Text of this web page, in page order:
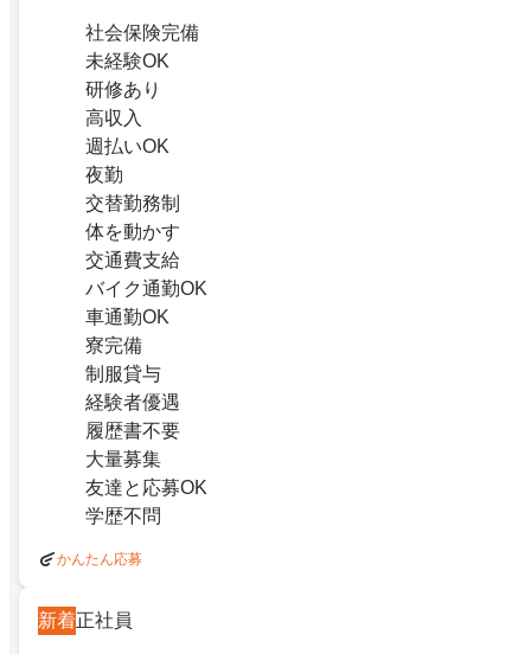
社会保険完備
未経験OK
研修あり
高収入
週払いOK
夜勤
交替勤務制
体を動かす
交通費支給
バイク通勤OK
車通勤OK
寮完備
制服貸与
経験者優遇
履歴書不要
大量募集
友達と応募OK
学歴不問
かんたん応募
新着正社員